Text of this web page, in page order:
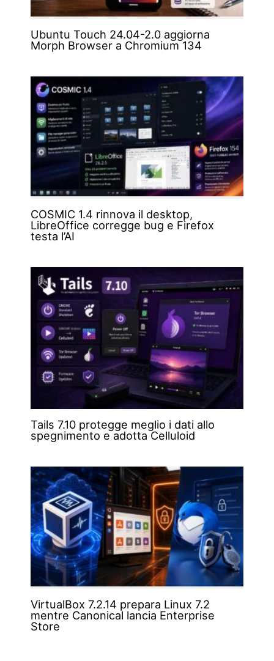
Ubuntu Touch 24.04-2.0 aggiorna
Morph Browser a Chromium 134
COSMIC 1.4 rinnova il desktop,
LibreOffice corregge bug e Firefox
testa l’AI
Tails 7.10 protegge meglio i dati allo
spegnimento e adotta Celluloid
VirtualBox 7.2.14 prepara Linux 7.2
mentre Canonical lancia Enterprise
Store